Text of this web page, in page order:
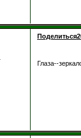
Поделиться
Глаза--